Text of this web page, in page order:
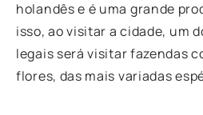
holandês e é uma grande
isso, ao visitar a cidade, um
legais será visitar fazendas
flores, das mais variadas